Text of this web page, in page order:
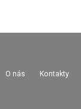
O nás Kontakty